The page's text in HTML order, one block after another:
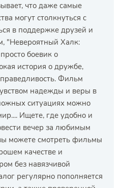
что даже самые
могут столкнуться с
в поддержке друзей и
"Невероятный Халк:
боевик о
история о дружбе,
Фильм
надежды и веры в
ситуациях можно
Ищете, где удобно и
вечер за любимым
можете смотреть фильмы
качестве и
без навязчивой
регулярно пополняется